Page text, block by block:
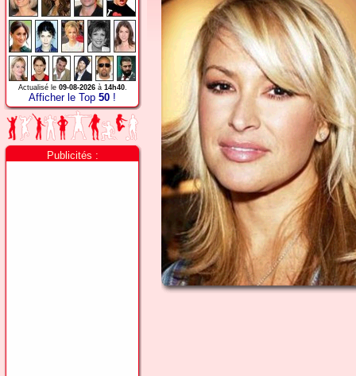
Actualisé le 09-08-2026à 14h40.
Afficher le Top 50 !
Publicités :